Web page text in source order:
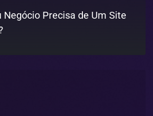
Negócio Precisa de Um Site